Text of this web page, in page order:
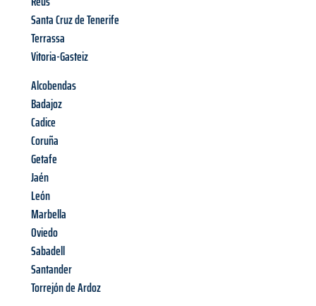
Santa Cruz de Tenerife
Terrassa
Vitoria-Gasteiz
Alcobendas
Badajoz
Cadice
Coruña
Getafe
Jaén
León
Marbella
Oviedo
Sabadell
Santander
Torrejón de Ardoz